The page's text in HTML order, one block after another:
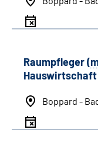
Raumpfleger (
Hauswirtschaft
Boppard -